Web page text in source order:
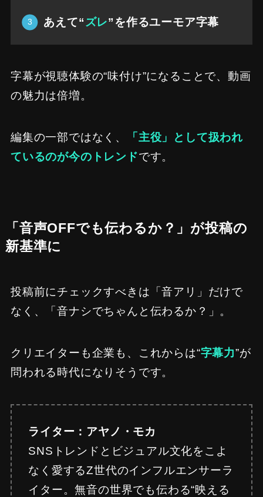
あえて“ ズレ”を作るユーモア字幕
字幕が視聴体験の“味付け”になることで、動画
の魅力は倍増。
編集の一部ではなく、
「主役」として扱われ
ているのが今のトレンドです。
「音声OFFでも伝わるか？」が投稿の
新基準に
投稿前にチェックすべきは「音アリ」だけで
なく、「音ナシでちゃんと伝わるか？」。
クリエイターも企業も、これからは“字幕力”が
問われる時代になりそうです。
ライター：アヤノ・モカ
SNSトレンドとビジュアル文化をこよ
なく愛するZ世代のインフルエンサーラ
イター。無音の世界でも伝わる“映える